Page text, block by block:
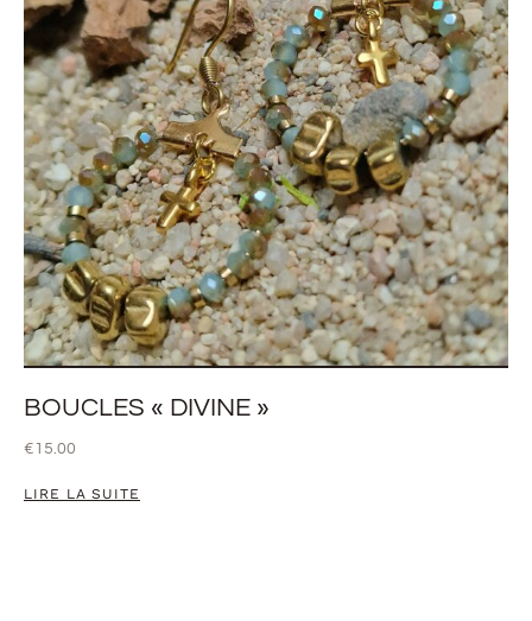
BOUCLES « DIVINE »
€ 15.00
LIRE LA SUITE